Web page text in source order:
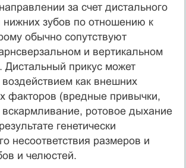
за счет дистального
зубов по отношению к
обычно сопутствуют
и вертикальном
Дистальный прикус может
воздействием как внешних
факторов (вредные привычки,
ротовое дыхание
генетически
несоответствия размеров и
и челюстей.